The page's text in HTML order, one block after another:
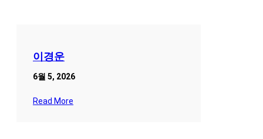
이경운
6월 5, 2026
Read More